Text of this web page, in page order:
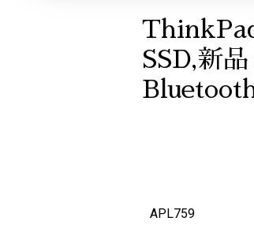
SSD,新
APL759